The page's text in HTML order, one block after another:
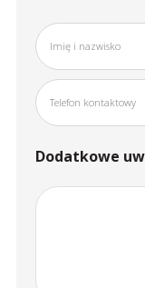
Dodatkowe